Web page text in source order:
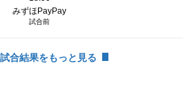
みずほPayPay
試合前
合結果をもっと見る